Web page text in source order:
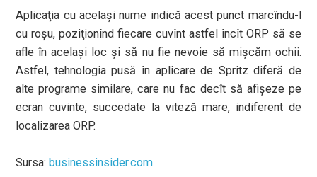
Aplicaţia cu acelaşi nume indică acest punct marcîndu-l
cu roşu, poziţionînd fiecare cuvînt astfel încît ORP să se
afle în acelaşi loc şi să nu fie nevoie să mişcăm ochii.
Astfel, tehnologia pusă în aplicare de Spritz diferă de
alte programe similare, care nu fac decît să afişeze pe
ecran cuvinte, succedate la viteză mare, indiferent de
localizarea ORP.
Sursa:businessinsider.com